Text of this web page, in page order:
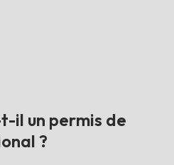
il un permis de
?